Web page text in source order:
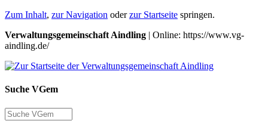
Zum Inhalt, zur Navigation oderzur Startseite springen.
Verwaltungsgemeinschaft Aindling | Online: https://www.vg-
aindling.de/
Suche VGem